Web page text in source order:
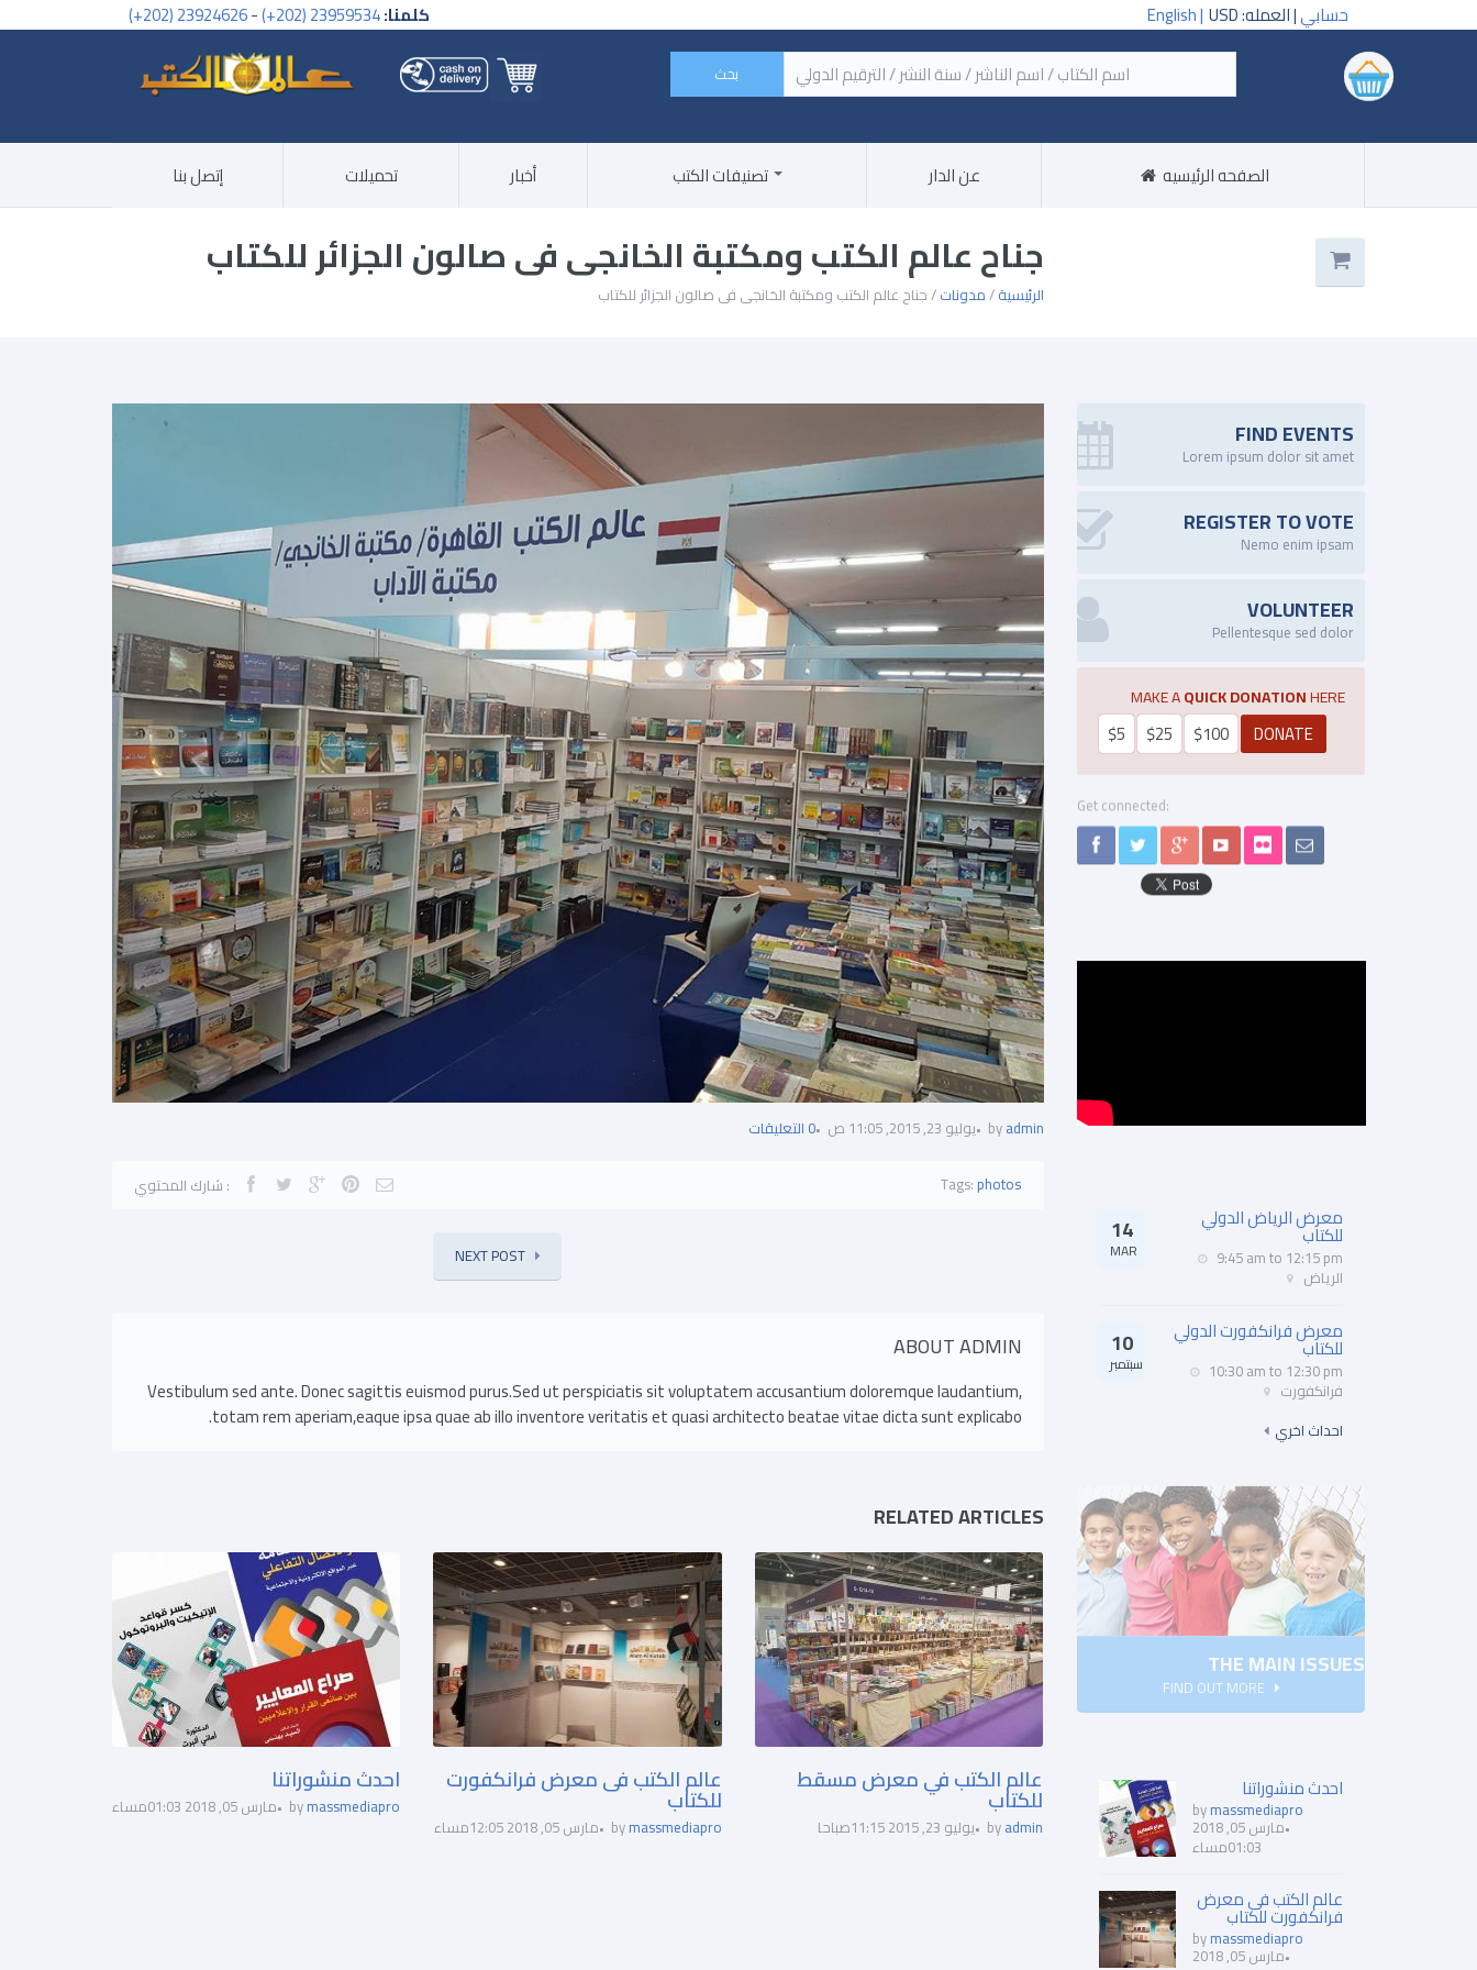
كلمنا:23959534 (202+)
-
23924626 (202+) حسابي| العمله: USD
English |
‏اسم الكتاب / اسم الناشر / سنة النشر / الترقيم الدولي ‏
إتصل بنا تحميلات أخبار تصنيفات الكتب عن الدار الصفحه الرئيسيه
جناح عالم الكتب ومكتبة الخانجى فى صالون الجزائر للكتاب
الرئيسية/مدونات/ جناح عالم الكتب ومكتبة الخانجى فى صالون الجزائر للكتاب
byadmin يوليو 23, 2015, 11:05 ص 0 التعليقات
شارك المحتوي : Tags: photos
NEXT POST
ABOUT ADMIN
Vestibulum sed ante. Donec sagittis euismod purus.Sed ut perspiciatis sit voluptatem accusantium doloremque laudantium,
totam rem aperiam,eaque ipsa quae ab illo inventore veritatis et quasi architecto beatae vitae dicta sunt explicabo.
RELATED ARTICLES
احدث منشوراتنا
bymassmediapro مارس 05, 2018 01:03مساء
عالم الكتب فى معرض فرانكفورت
للكتاب
bymassmediapro مارس 05, 2018 12:05مساء
عالم الكتب في معرض مسقط
للكتاب
byadmin يوليو 23, 2015 11:15صباحا
FIND EVENTS
Lorem ipsum dolor sit amet
REGISTER TO VOTE
Nemo enim ipsam
VOLUNTEER
Pellentesque sed dolor
MAKE AQUICK DONATIONHERE
$5 $25 $100
Get connected:
14
MAR
معرض الرياض الدولي
للكتاب
9:45 amto 12:15 pm
الرياض
10
سبتمبر
معرض فرانكفورت الدولي
للكتاب
10:30 amto 12:30 pm
فرانكفورت
احداث اخري
THE MAIN ISSUES
FIND OUT MORE
احدث منشوراتنا
bymassmediapro
مارس 05, 2018
01:03مساء
عالم الكتب فى معرض
فرانكفورت للكتاب
bymassmediapro
مارس 05, 2018